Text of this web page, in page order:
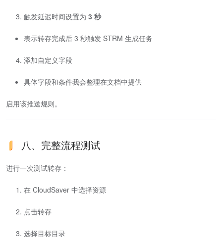
触发延迟时间设置为 3 秒
表示转存完成后 3 秒触发 STRM 生成任务
添加自定义字段
具体字段和条件我会整理在文档中提供
启用该推送规则。
八、完整流程测试
进行一次测试转存：
在 CloudSaver 中选择资源
点击转存
选择目标目录